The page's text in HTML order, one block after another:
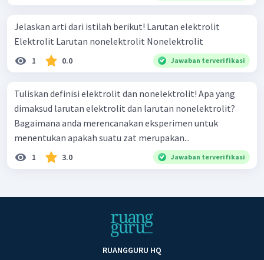
Jelaskan arti dari istilah berikut! Larutan elektrolit
Elektrolit Larutan nonelektrolit Nonelektrolit
1 0.0 Jawaban terverifikasi
Tuliskan definisi elektrolit dan nonelektrolit! Apa yang
dimaksud larutan elektrolit dan larutan nonelektrolit?
Bagaimana anda merencanakan eksperimen untuk
menentukan apakah suatu zat merupakan...
1 3.0 Jawaban terverifikasi
RUANGGURU HQ